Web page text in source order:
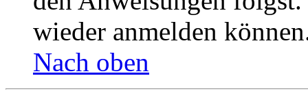
wieder anmelden
Nach oben